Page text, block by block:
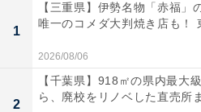
1
【三重県】伊勢名物「赤福」
唯一のコメダ大判焼き店も！
2026/08/06
2
【千葉県】918㎡の県内最大
ら、廃校をリノベした直売所